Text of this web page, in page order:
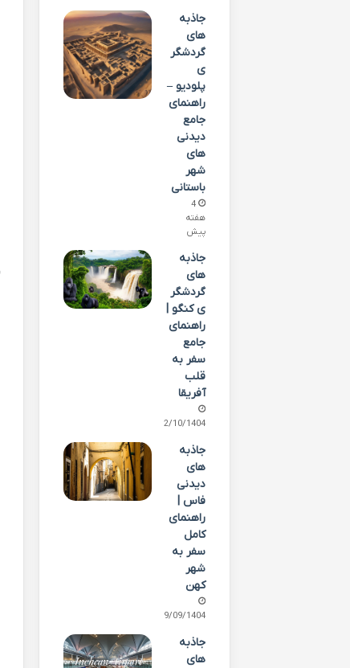
جاذبه
های
گردشگر
ی
پلودیو –
راهنمای
جامع
دیدنی
های
شهر
باستانی
4
هفته
پیش
جاذبه
های
گردشگر
ی کنگو |
راهنمای
جامع
سفر به
قلب
آفریقا
02/10/1404
جاذبه
های
دیدنی
فاس |
راهنمای
کامل
سفر به
شهر
کهن
29/09/1404
جاذبه
های